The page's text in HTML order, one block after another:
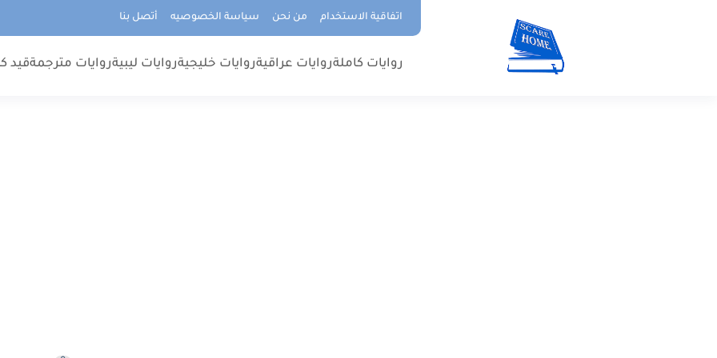
اتفاقية الاستخدام من نحن سياسة الخصوصيه أتصل بنا
روايات كاملةروايات عراقيةروايات خليجيةروايات ليبيةروايات مترجمةقيد